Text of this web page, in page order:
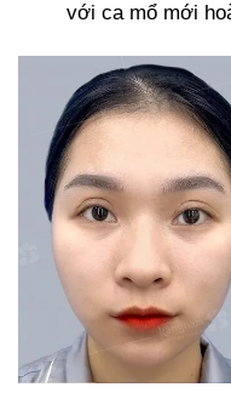
với ca mổ mới